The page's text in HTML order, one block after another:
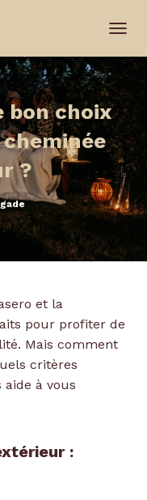
O
G
L
E
N
A
V
I
G
A
I
bon choix
?
et la
pour profiter de
Mais comment
critères
à vous
: